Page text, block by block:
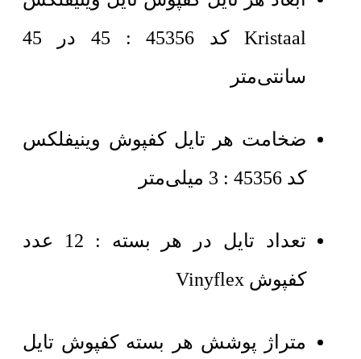
Kristaal کد 45356 : 45 در 45
سانتی‌متر
ضخامت هر تایل کفپوش وینیفلکس
کد 45356 : 3 میلی‌متر
تعداد تایل در هر بسته : 12 عدد
کفپوش Vinyflex
متراژ پوشش هر بسته کفپوش تایل